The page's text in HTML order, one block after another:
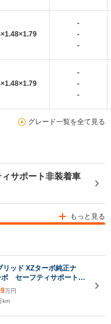
-
-
-
-
-
-
グレード一覧を全て見る
サポート非装着車
もっと見る
リッド XZターボ純正ナ
セーフティサポート
スラ シートヒーター
LEDヘッド フォグ オ
ドラレコ
万円
km